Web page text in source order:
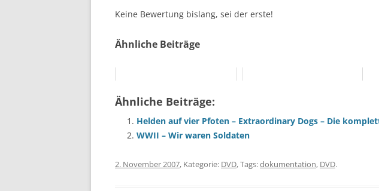
Keine Bewertung bislang, sei der erste!
Ähnliche Beiträge
Ähnliche Beiträge:
Helden auf vier Pfoten – Extraordinary Dogs – Die
WWII – Wir waren Soldaten
2. November 2007, Kategorie: DVD, Tags:dokumentation, DVD.